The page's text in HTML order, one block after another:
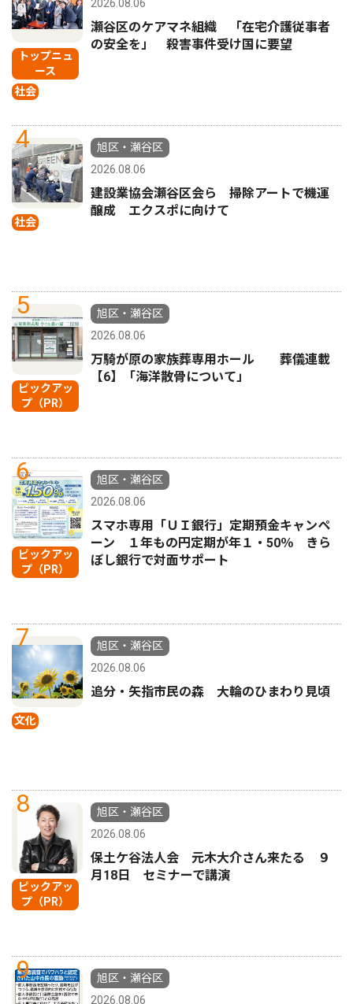
トップニュ
ース
社会
2026.08.06
瀬谷区のケアマネ組織 「在宅介護従事者
の安全を」 殺害事件受け国に要望
4
社会
旭区・瀬谷区
2026.08.06
建設業協会瀬谷区会ら 掃除アートで機運
醸成 エクスポに向けて
5
ピックアッ
プ（PR）
旭区・瀬谷区
2026.08.06
万騎が原の家族葬専用ホール 葬儀連載
【6】「海洋散骨について」
6
ピックアッ
プ（PR）
旭区・瀬谷区
2026.08.06
スマホ専用「ＵＩ銀行」定期預金キャンペ
ーン １年もの円定期が年１・50％ きら
ぼし銀行で対面サポート
7
文化
旭区・瀬谷区
2026.08.06
追分・矢指市民の森 大輪のひまわり見頃
8
ピックアッ
プ（PR）
旭区・瀬谷区
2026.08.06
保土ケ谷法人会 元木大介さん来たる ９
月18日 セミナーで講演
9
旭区・瀬谷区
2026.08.06